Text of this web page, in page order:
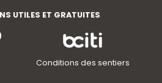
UTILES ET GRATUITES
Conditions des sentiers